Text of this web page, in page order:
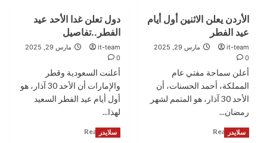
الجغبير:
غرف
الصناعة
رفع
الجمارك
على
الشهداء
في
قطاع
غزة
الأردن يعلن الاثنين أول أيام
عيد الفطر
it-team
مارس 29, 2025
0
أعلن سماحة مفتي عام
المملكة، أحمد الحسنات، أن
الأحد 30 آذار، هو المتمم لشهر
رمضان...
Read More
دول تعلن غدا الأحد عيد
الفطر..تفاصيل
it-team
مارس 29, 2025
0
أعلنت السعودية وقطر
والإمارات أن الأحد 30 آذار، هو
أول أيام عيد الفطر السعيد
لهذا...
Read More سلايدر سلايدر